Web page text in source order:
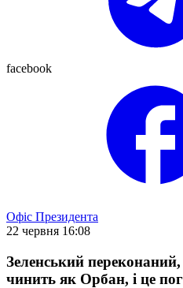
facebook
Офіс Президента
22 червня 16:08
Зеленський
чинить як Орбан, і це